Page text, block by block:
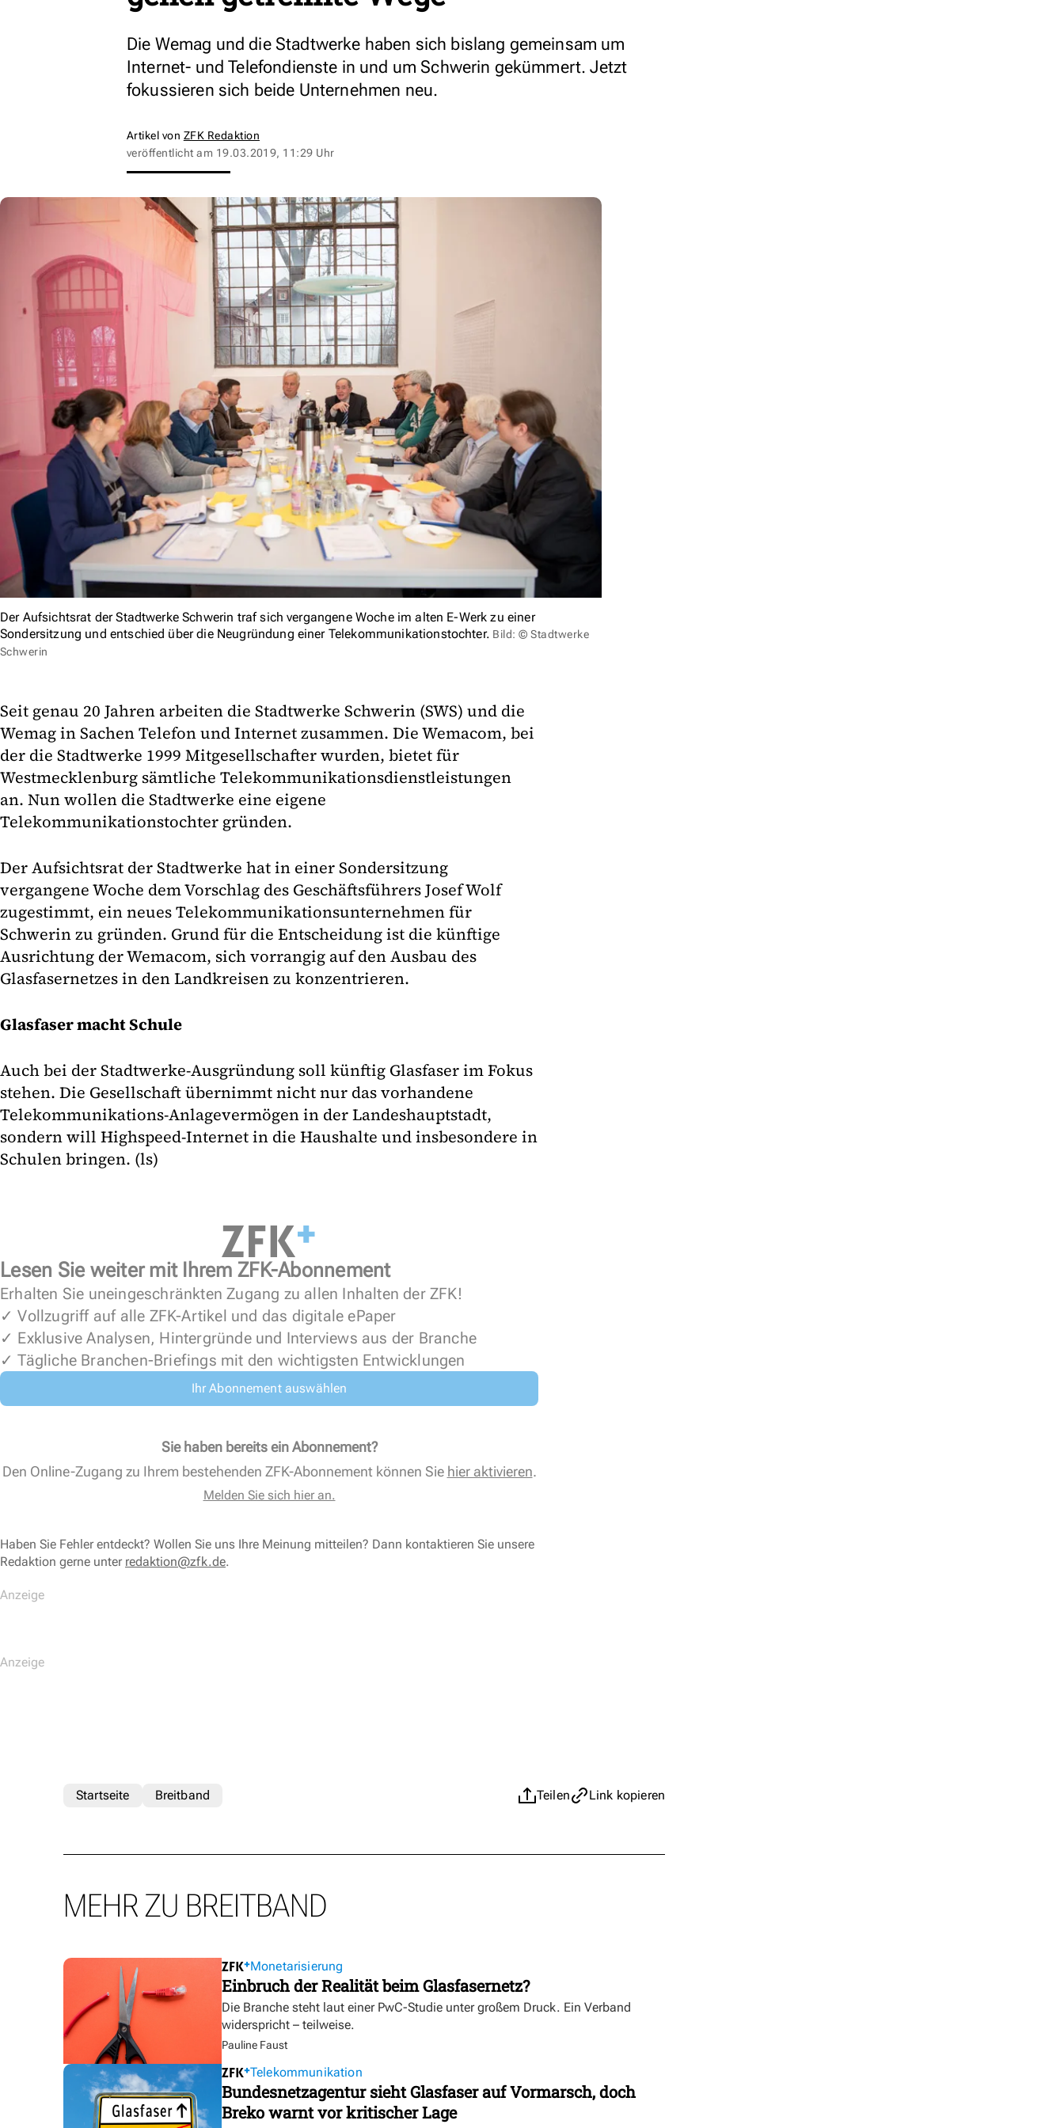
Die Wemag und die Stadtwerke haben sich bislang gemeinsam um
Internet- und Telefondienste in und um Schwerin gekümmert. Jetzt
fokussieren sich beide Unternehmen neu.
Artikel von ZFK Redaktion
veröffentlicht am 19.03.2019, 11:29 Uhr
Der Aufsichtsrat der Stadtwerke Schwerin traf sich vergangene Woche im alten E-Werk zu einer
Sondersitzung und entschied über die Neugründung einer Telekommunikationstochter. Bild: © Stadtwerke
Schwerin
Seit genau 20 Jahren arbeiten die Stadtwerke Schwerin (SWS) und die
Wemag in Sachen Telefon und Internet zusammen. Die Wemacom, bei
der die Stadtwerke 1999 Mitgesellschafter wurden, bietet für
Westmecklenburg sämtliche Telekommunikationsdienstleistungen
an. Nun wollen die Stadtwerke eine eigene
Telekommunikationstochter gründen.
Der Aufsichtsrat der Stadtwerke hat in einer Sondersitzung
vergangene Woche dem Vorschlag des Geschäftsführers Josef Wolf
zugestimmt, ein neues Telekommunikationsunternehmen für
Schwerin zu gründen. Grund für die Entscheidung ist die künftige
Ausrichtung der Wemacom, sich vorrangig auf den Ausbau des
Glasfasernetzes in den Landkreisen zu konzentrieren.
Glasfaser macht Schule
Auch bei der Stadtwerke-Ausgründung soll künftig Glasfaser im Fokus
stehen. Die Gesellschaft übernimmt nicht nur das vorhandene
Telekommunikations-Anlagevermögen in der Landeshauptstadt,
sondern will Highspeed-Internet in die Haushalte und insbesondere in
Schulen bringen. (ls)
Lesen Sie weiter mit Ihrem ZFK-Abonnement
Erhalten Sie uneingeschränkten Zugang zu allen Inhalten der ZFK!
✓ Vollzugriff auf alle ZFK-Artikel und das digitale ePaper
✓ Exklusive Analysen, Hintergründe und Interviews aus der Branche
✓ Tägliche Branchen-Briefings mit den wichtigsten Entwicklungen
Ihr Abonnement auswählen
Sie haben bereits ein Abonnement?
Den Online-Zugang zu Ihrem bestehenden ZFK-Abonnement können Sie hier aktivieren.
Melden Sie sich hier an.
Haben Sie Fehler entdeckt? Wollen Sie uns Ihre Meinung mitteilen? Dann kontaktieren Sie unsere
Redaktion gerne unter redaktion@zfk.de.
Teilen Link kopieren
Startseite Breitband
MEHR ZU BREITBAND
Monetarisierung
Einbruch der Realität beim Glasfasernetz?
Die Branche steht laut einer PwC-Studie unter großem Druck. Ein Verband
widerspricht – teilweise.
Pauline Faust
Telekommunikation
Bundesnetzagentur sieht Glasfaser auf Vormarsch, doch
Breko warnt vor kritischer Lage